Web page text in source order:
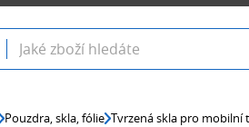
Pouzdra, skla, fólie Tvrzená skla pro mobilní